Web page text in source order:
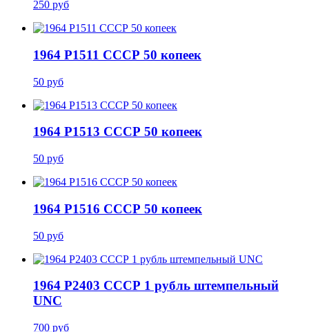
250 руб
1964 P1511 СССР 50 копеек
50 руб
1964 P1513 СССР 50 копеек
50 руб
1964 P1516 СССР 50 копеек
50 руб
1964 P2403 СССР 1 рубль штемпельный
UNC
700 руб